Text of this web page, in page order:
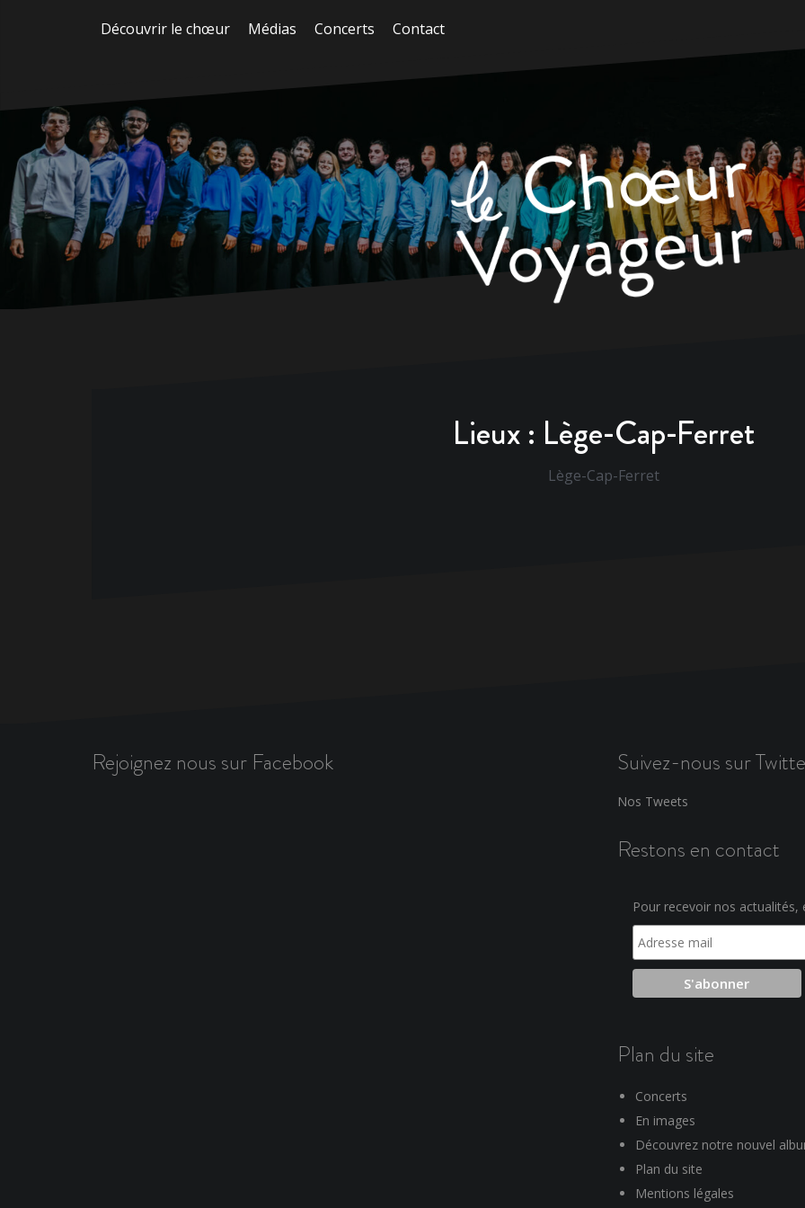
Découvrir le chœur Médias Concerts Contact
Lieux : Lège-Cap-Ferret
Lège-Cap-Ferret
Rejoignez nous sur Facebook Suivez-nous sur
Nos Tweets
Restons en contact
Pour recevoir nos
Plan du site
Concerts
En images
Découvrez notre nouvel
Plan du site
Mentions légales